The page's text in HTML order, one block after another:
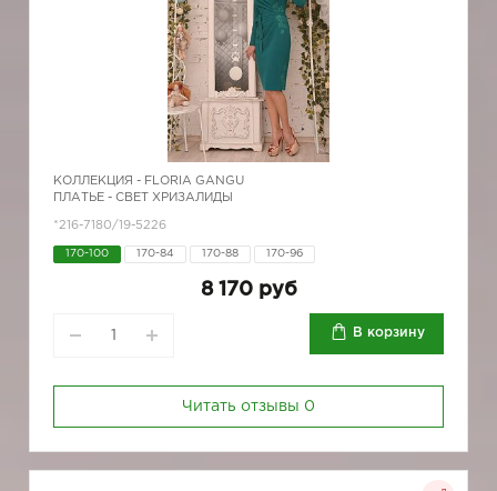
КОЛЛЕКЦИЯ - FLORIA GANGU
ПЛАТЬЕ - СВЕТ ХРИЗАЛИДЫ
*216-7180/19-5226
170-100 170-84 170-88 170-96
8 170 руб
В корзину
Читать отзывы 0